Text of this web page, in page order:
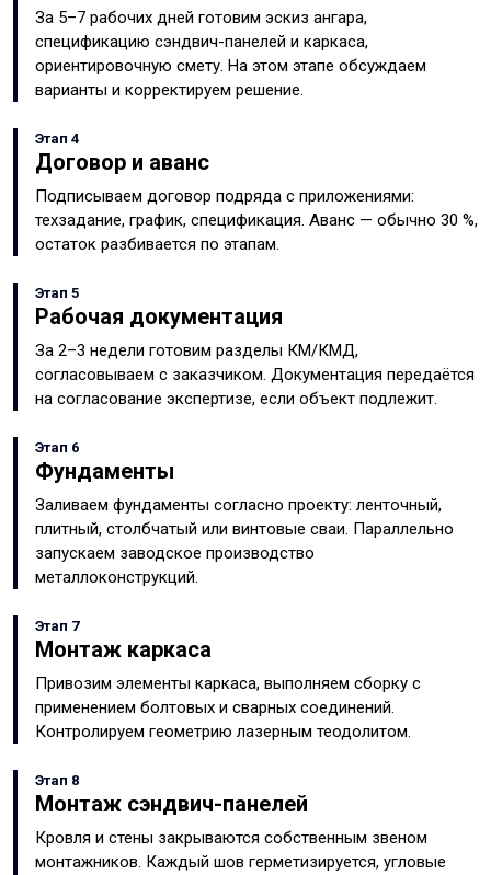
За 5–7 рабочих дней готовим эскиз ангара,
спецификацию сэндвич-панелей и каркаса,
ориентировочную смету. На этом этапе обсуждаем
варианты и корректируем решение.
Этап 4
Договор и аванс
Подписываем договор подряда с приложениями:
техзадание, график, спецификация. Аванс — обычно 30 %,
остаток разбивается по этапам.
Этап 5
Рабочая документация
За 2–3 недели готовим разделы КМ/КМД,
согласовываем с заказчиком. Документация передаётся
на согласование экспертизе, если объект подлежит.
Этап 6
Фундаменты
Заливаем фундаменты согласно проекту: ленточный,
плитный, столбчатый или винтовые сваи. Параллельно
запускаем заводское производство
металлоконструкций.
Этап 7
Монтаж каркаса
Привозим элементы каркаса, выполняем сборку с
применением болтовых и сварных соединений.
Контролируем геометрию лазерным теодолитом.
Этап 8
Монтаж сэндвич-панелей
Кровля и стены закрываются собственным звеном
монтажников. Каждый шов герметизируется, угловые